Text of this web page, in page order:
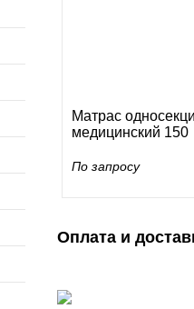
Матрас
медицинский 150
По запросу
Оплата и